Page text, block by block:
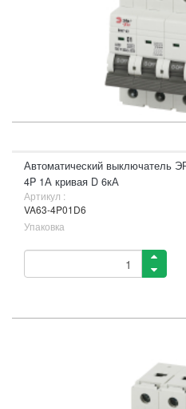
Автоматический выключатель
4P 1А кривая D 6кА
Артикул :
VA63-4P01D6
Упаковка